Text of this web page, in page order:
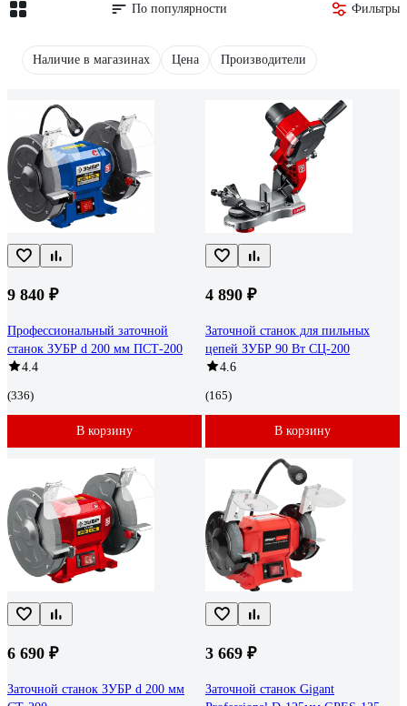
По популярности Фильтры
Наличие в магазинах Цена Производители
9 840 ₽
Профессиональный заточной
станок ЗУБР d 200 мм ПСТ-200
4.4
(336)
В корзину
4 890 ₽
Заточной станок для пильных
цепей ЗУБР 90 Вт СЦ-200
4.6
(165)
В корзину
6 690 ₽
Заточной станок ЗУБР d 200 мм
3 669 ₽
Заточной станок Gigant